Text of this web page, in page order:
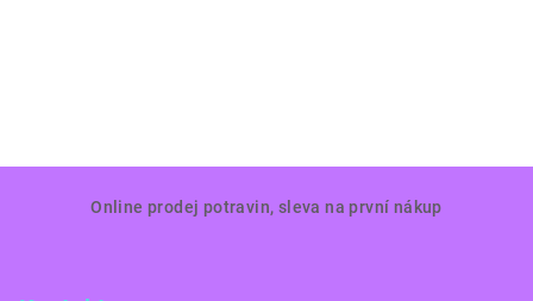
Online prodej potravin, sleva na první nákup